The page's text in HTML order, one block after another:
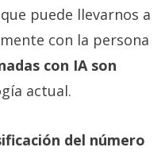
puede llevarnos a
con la persona
con IA son
actual.
del número